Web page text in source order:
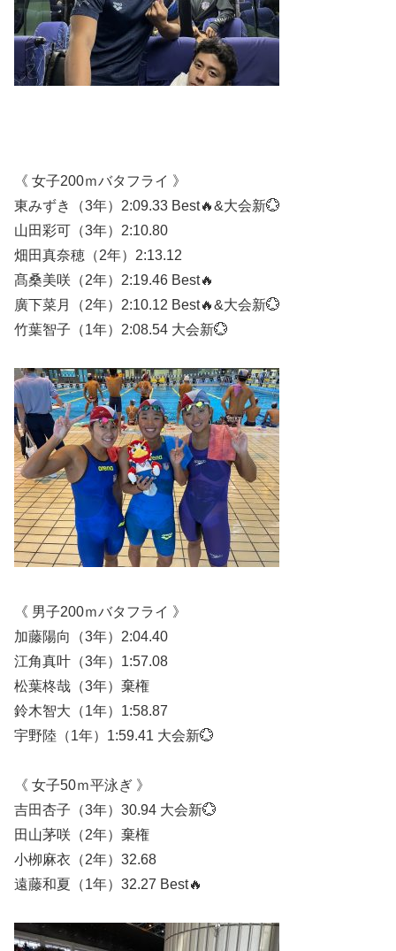
《 女子200ｍバタフライ 》
東みずき（3年）2:09.33 Best🔥&大会新💮
山田彩可（3年）2:10.80
畑田真奈穂（2年）2:13.12
髙桑美咲（2年）2:19.46 Best🔥
廣下菜月（2年）2:10.12 Best🔥&大会新💮
竹葉智子（1年）2:08.54 大会新💮
《 男子200ｍバタフライ 》
加藤陽向（3年）2:04.40
江角真叶（3年）1:57.08
松葉柊哉（3年）棄権
鈴木智大（1年）1:58.87
宇野陸（1年）1:59.41 大会新💮
《 女子50ｍ平泳ぎ 》
吉田杏子（3年）30.94 大会新💮
田山茅咲（2年）棄権
小栁麻衣（2年）32.68
遠藤和夏（1年）32.27 Best🔥